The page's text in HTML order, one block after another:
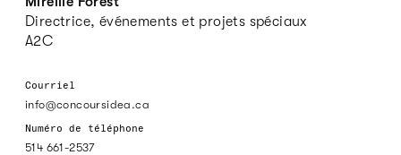
Directrice, événements et projets spéciaux
A2C
Courriel
info@concoursidea.ca
Numéro de téléphone
514 661-2537